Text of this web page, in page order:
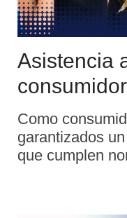
Asistencia
Como
garantizados
que cumplen